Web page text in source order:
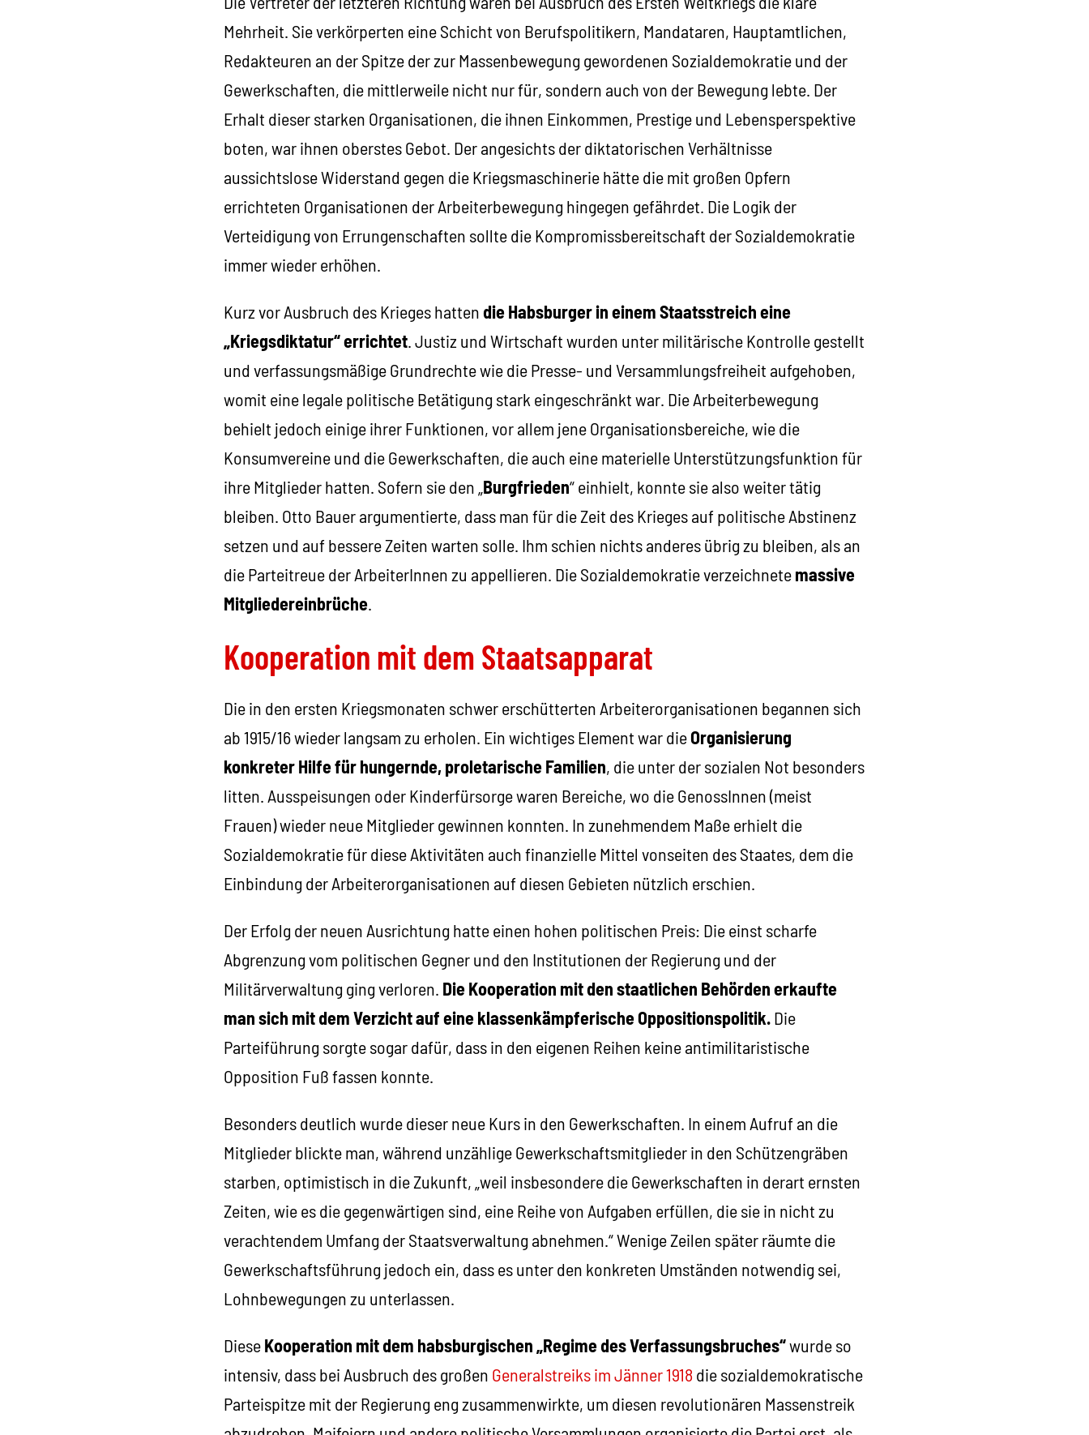
Mehrheit. Sie verkörperten eine Schicht von Berufspolitikern, Mandataren, Hauptamtlichen,
Redakteuren an der Spitze der zur Massenbewegung gewordenen Sozialdemokratie und der
Gewerkschaften, die mittlerweile nicht nur für, sondern auch von der Bewegung lebte. Der
Erhalt dieser starken Organisationen, die ihnen Einkommen, Prestige und Lebensperspektive
boten, war ihnen oberstes Gebot. Der angesichts der diktatorischen Verhältnisse
aussichtslose Widerstand gegen die Kriegsmaschinerie hätte die mit großen Opfern
errichteten Organisationen der Arbeiterbewegung hingegen gefährdet. Die Logik der
Verteidigung von Errungenschaften sollte die Kompromissbereitschaft der Sozialdemokratie
immer wieder erhöhen.
Kurz vor Ausbruch des Krieges hatten die Habsburger in einem Staatsstreich eine
„Kriegsdiktatur“ errichtet. Justiz und Wirtschaft wurden unter militärische Kontrolle gestellt
und verfassungsmäßige Grundrechte wie die Presse- und Versammlungsfreiheit aufgehoben,
womit eine legale politische Betätigung stark eingeschränkt war. Die Arbeiterbewegung
behielt jedoch einige ihrer Funktionen, vor allem jene Organisationsbereiche, wie die
Konsumvereine und die Gewerkschaften, die auch eine materielle Unterstützungsfunktion für
ihre Mitglieder hatten. Sofern sie den „ Burgfrieden“ einhielt, konnte sie also weiter tätig
bleiben. Otto Bauer argumentierte, dass man für die Zeit des Krieges auf politische Abstinenz
setzen und auf bessere Zeiten warten solle. Ihm schien nichts anderes übrig zu bleiben, als an
die Parteitreue der ArbeiterInnen zu appellieren. Die Sozialdemokratie verzeichnetemassive
Mitgliedereinbrüche.
Kooperation mit dem Staatsapparat
Die in den ersten Kriegsmonaten schwer erschütterten Arbeiterorganisationen begannen sich
ab 1915/16 wieder langsam zu erholen. Ein wichtiges Element war dieOrganisierung
konkreter Hilfe für hungernde, proletarische Familien, die unter der sozialen Not besonders
litten. Ausspeisungen oder Kinderfürsorge waren Bereiche, wo die GenossInnen (meist
Frauen) wieder neue Mitglieder gewinnen konnten. In zunehmendem Maße erhielt die
Sozialdemokratie für diese Aktivitäten auch finanzielle Mittel vonseiten des Staates, dem die
Einbindung der Arbeiterorganisationen auf diesen Gebieten nützlich erschien.
Der Erfolg der neuen Ausrichtung hatte einen hohen politischen Preis: Die einst scharfe
Abgrenzung vom politischen Gegner und den Institutionen der Regierung und der
Militärverwaltung ging verloren. Die Kooperation mit den staatlichen Behörden erkaufte
man sich mit dem Verzicht auf eine klassenkämpferische Oppositionspolitik.Die
Parteiführung sorgte sogar dafür, dass in den eigenen Reihen keine antimilitaristische
Opposition Fuß fassen konnte.
Besonders deutlich wurde dieser neue Kurs in den Gewerkschaften. In einem Aufruf an die
Mitglieder blickte man, während unzählige Gewerkschaftsmitglieder in den Schützengräben
starben, optimistisch in die Zukunft, „weil insbesondere die Gewerkschaften in derart ernsten
Zeiten, wie es die gegenwärtigen sind, eine Reihe von Aufgaben erfüllen, die sie in nicht zu
verachtendem Umfang der Staatsverwaltung abnehmen.“ Wenige Zeilen später räumte die
Gewerkschaftsführung jedoch ein, dass es unter den konkreten Umständen notwendig sei,
Lohnbewegungen zu unterlassen.
DieseKooperation mit dem habsburgischen „Regime des Verfassungsbruches“wurde so
intensiv, dass bei Ausbruch des großen Generalstreiks im Jänner 1918die sozialdemokratische
Parteispitze mit der Regierung eng zusammenwirkte, um diesen revolutionären Massenstreik